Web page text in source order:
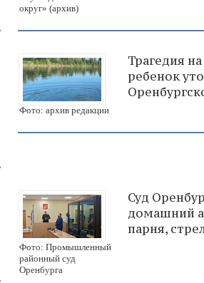
округ» (архив)
Фото: архив редакции
Трагедия
ребенок
Фото: Промышленный
районный суд
Оренбурга
Суд
домашний
парня,